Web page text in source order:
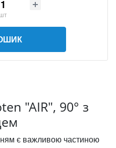
шт
"AIR", 90° з
є важливою частиною